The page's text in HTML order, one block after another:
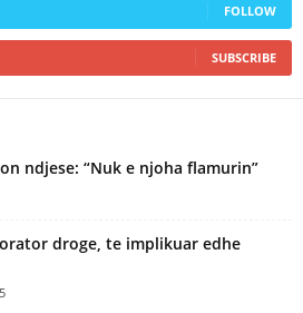
FOLLOW
SUBSCRIBE
ndjese: “Nuk e njoha flamurin”
droge, te implikuar edhe